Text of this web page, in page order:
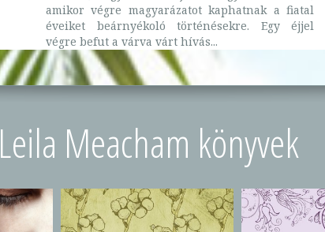
amikor végre magyarázatot kaphatnak a fiatal
éveiket beárnyékoló történésekre. Egy éjjel
végre befut a várva várt hívás...
Leila Meacham könyvek